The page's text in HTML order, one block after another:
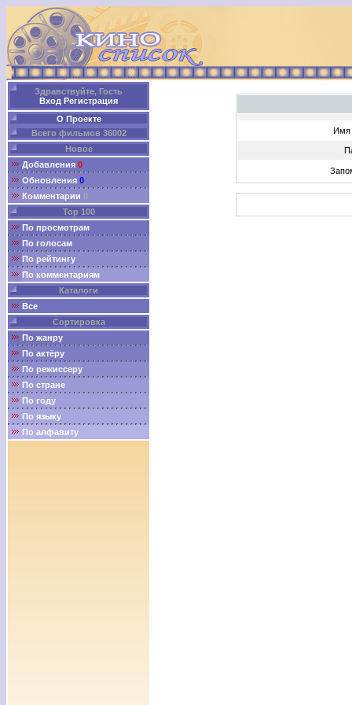
Здравствуйте, Гость
Вход Регистрация
О Проекте
Всего фильмов 36002
Новое
Добавления 0
Обновления 0
Комментарии 0
Top 100
По просмотрам
По голосам
По рейтингу
По комментариям
Каталоги
Все
Сортировка
По жанру
По актёру
По режиссеру
По стране
По году
По языку
По алфавиту
Имя